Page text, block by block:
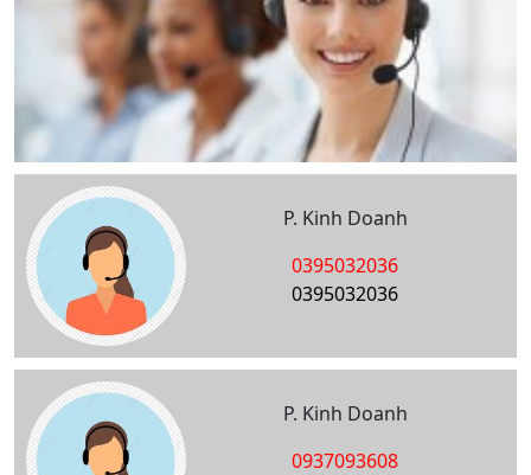
P. Kinh Doanh
0395032036
0395032036
P. Kinh Doanh
0937093608